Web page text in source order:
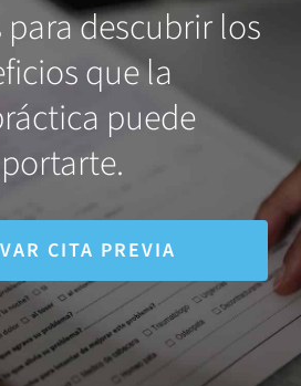
descubrir los
que la
puede
CITA PREVIA